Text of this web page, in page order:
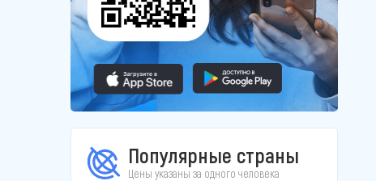
Популярные страны
Цены указаны за одного человека